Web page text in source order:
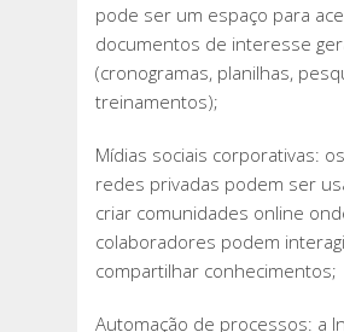
pode ser um espaço para
documentos de interesse
(cronogramas, planilhas,
treinamentos);
Mídias sociais corporativas:
redes privadas podem ser
criar comunidades online
colaboradores podem
compartilhar conhecimentos;
Automação de processos: a